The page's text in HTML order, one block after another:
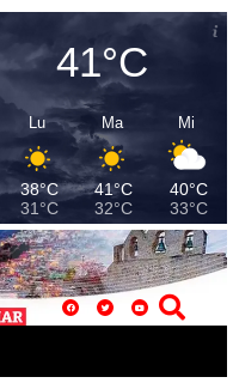
41°C
Lu
38°C
31°C
Ma
41°C
32°C
Mi
40°C
33°C